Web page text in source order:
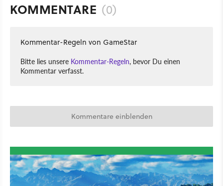
KOMMENTARE (0)
Kommentar-Regeln von GameStar
Bitte lies unsere Kommentar-Regeln, bevor Du einen
Kommentar verfasst.
Kommentare einblenden